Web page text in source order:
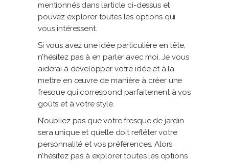
mentionnés dans l’article ci-dessus et
pouvez explorer toutes les options qui
vous intéressent.
Si vous avez une idée particulière en tête,
n’hésitez pas à en parler avec moi. Je vous
aiderai à développer votre idée et à la
mettre en œuvre de manière à créer une
fresque qui correspond parfaitement à vos
goûts et à votre style.
N’oubliez pas que votre fresque de jardin
sera unique et qu’elle doit refléter votre
personnalité et vos préférences. Alors
n’hésitez pas à explorer toutes les options